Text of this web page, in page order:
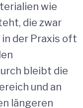
wie
die zwar
der Praxis oft
bleibt die
und an
längeren